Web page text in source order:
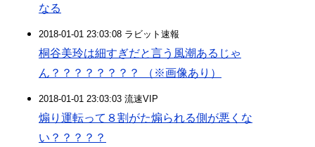
なる
2018-01-01 23:03:08 ラビット速報
桐谷美玲は細すぎだと言う風潮あるじゃ
ん？？？？？？？？ （※画像あり）
2018-01-01 23:03:03 流速VIP
煽り運転って８割がた煽られる側が悪くな
い？？？？？